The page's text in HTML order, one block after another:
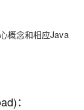
概念和相应Java
：